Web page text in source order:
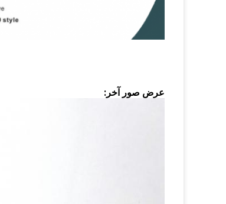
عرض صور آخر: